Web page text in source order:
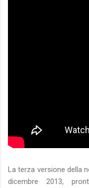
La terza versione della
dicembre 2013,